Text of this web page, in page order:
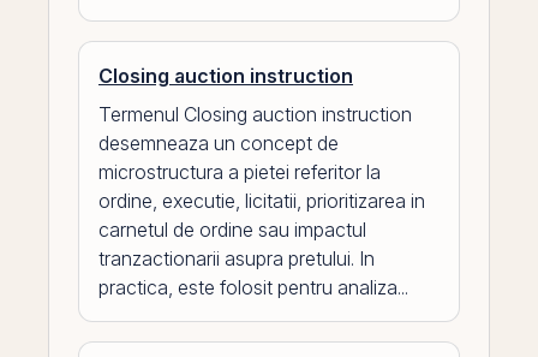
Closing auction instruction
Termenul Closing auction instruction
desemneaza un concept de
microstructura a pietei referitor la
ordine, executie, licitatii, prioritizarea in
carnetul de ordine sau impactul
tranzactionarii asupra pretului. In
practica, este folosit pentru analiza...